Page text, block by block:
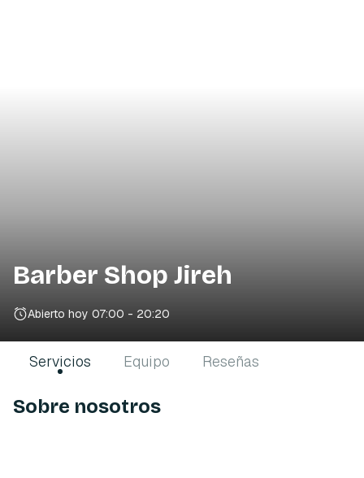
Barber Shop Jireh
Abierto hoy 07:00 - 20:20
Servicios Equipo Reseñas
Sobre nosotros